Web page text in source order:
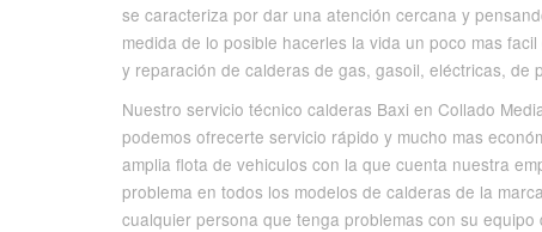
se caracteriza por dar una atención cercana y
medida de lo posible hacerles la vida un poco mas
y reparación de calderas de gas, gasoil, eléctricas, de
Nuestro servicio técnico calderas Baxi en Collado
podemos ofrecerte servicio rápido y mucho mas
amplia flota de vehiculos con la que cuenta nuestra
problema en todos los modelos de calderas de la
cualquier persona que tenga problemas con su